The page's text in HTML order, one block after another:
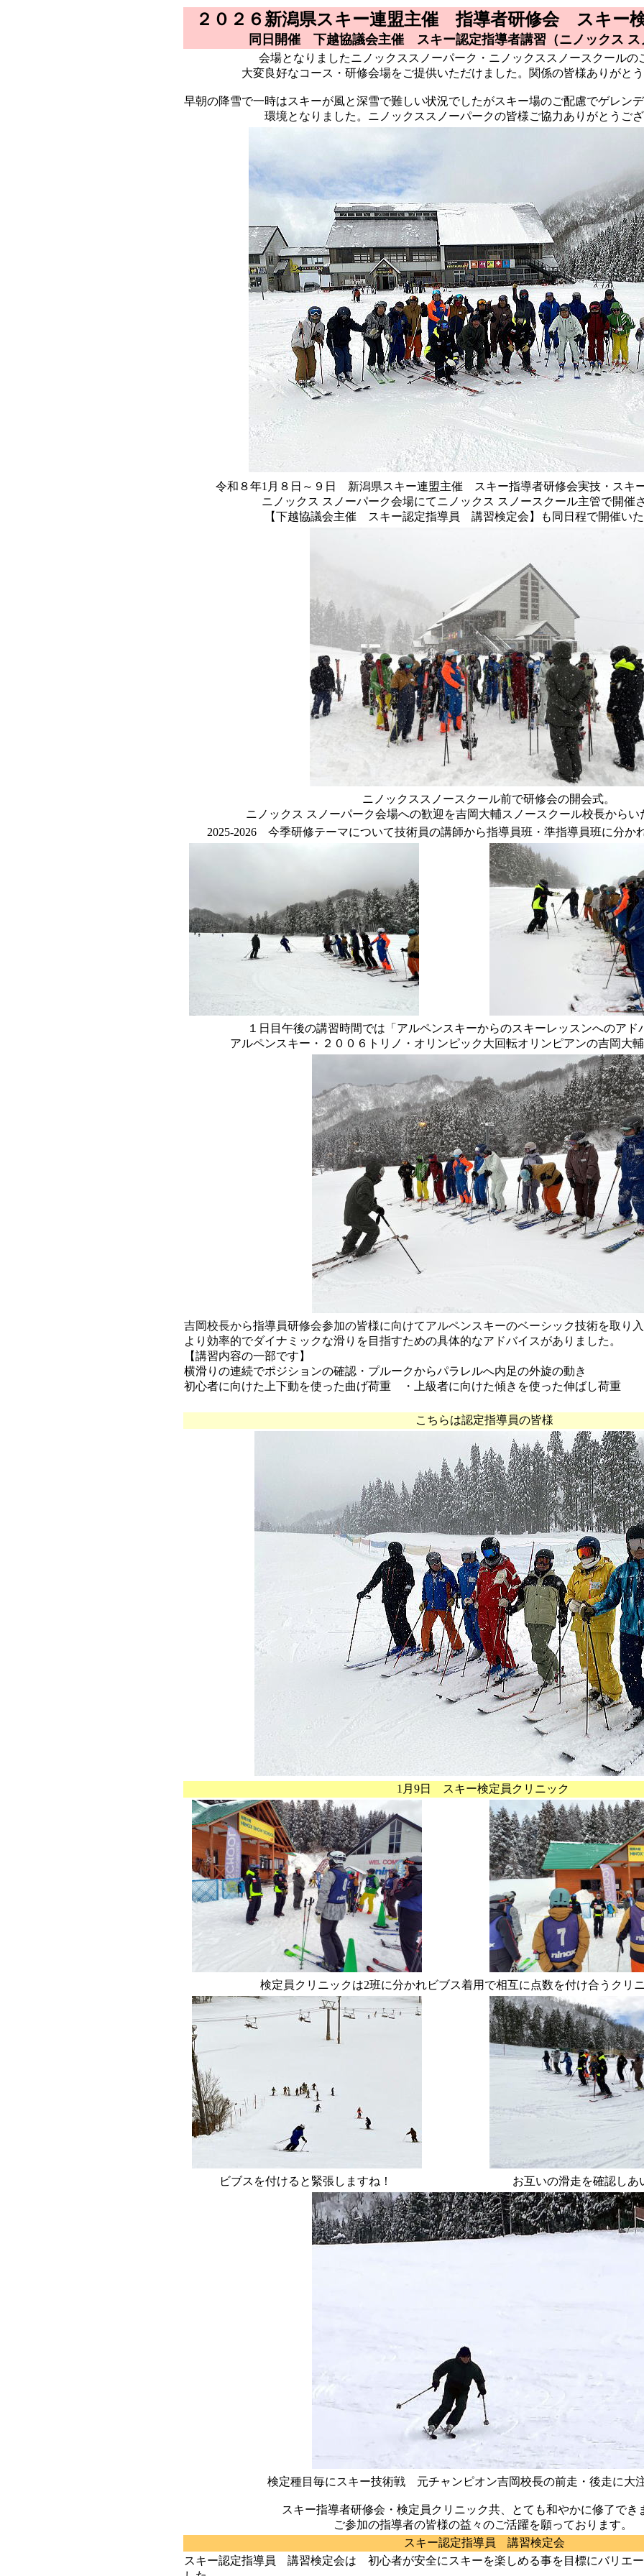
２０２６新潟県スキー連盟主催 指導者研修会 スキー
同日開催 下越協議会主催 スキー認定指導者講習（ニノックス ス
会場となりましたニノックススノーパーク・ニノックススノースクールの
大変良好なコース・研修会場をご提供いただけました。関係の皆様ありがと
早朝の降雪で一時はスキーが風と深雪で難しい状況でしたがスキー場のご配慮でゲレン
環境となりました。ニノックススノーパークの皆様ご協力ありがとうご
令和８年1月８日～９日 新潟県スキー連盟主催 スキー指導者研修会実技・ス
ニノックス スノーパーク会場にてニノックス スノースクール主管で開催
【下越協議会主催 スキー認定指導員 講習検定会 】も同日程で開催い
ニノックススノースクール前で研修会の開会式。
ニノックス スノーパーク会場への歓迎を吉岡大輔スノースクール校長からい
2025-2026 今季研修テーマについて技術員の講師から指導員班・準指導員班に分か
１日目午後の講習時間では「アルペンスキーからのスキーレッスンへのアド
アルペンスキー・２００６トリノ・オリンピック大回転オリンピアンの吉岡大
吉岡校長から指導員研修会参加の皆様に向けてアルペンスキーのベーシック技術を取り
より効率的でダイナミックな滑りを目指すための具体的なアドバイスがありました。
【講習内容の一部です】
横滑りの連続でポジションの確認・プルークからパラレルへ内足の外旋の動き
初心者に向けた上下動を使った曲げ荷重 ・上級者に向けた傾きを使った伸ばし荷重
こちらは認定指導員の皆様
1月9日 スキー検定員クリニック
検定員クリニックは2班に分かれビブス着用で相互に点数を付け合うクリ
ビブスを付けると緊張しますね！ お互いの滑走を確認し
検定種目毎にスキー技術戦 元チャンピオン吉岡校長の前走・後走に大
スキー指導者研修会・検定員クリニック共、とても和やかに修了でき
ご参加の指導者の皆様の益々のご活躍を願っております。
スキー認定指導員 講習検定会
スキー認定指導員 講習検定会は 初心者が安全にスキーを楽しめる事を目標にバリエ